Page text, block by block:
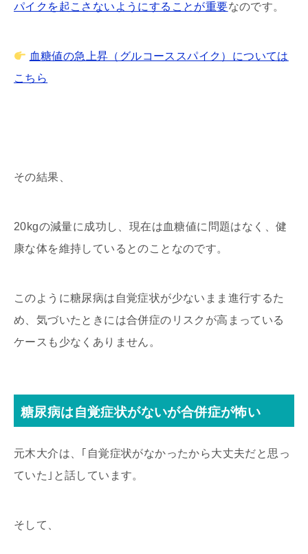
パイクを起こさないようにすることが重要なのです。
血糖値の急上昇（グルコーススパイク）については
こちら
その結果、
20kgの減量に成功し、現在は血糖値に問題はなく、健
康な体を維持しているとのことなのです。
このように糖尿病は自覚症状が少ないまま進行するた
め、気づいたときには合併症のリスクが高まっている
ケースも少なくありません。
糖尿病は自覚症状がないが合併症が怖い
元木大介は、｢自覚症状がなかったから大丈夫だと思っ
ていた｣と話しています。
そして、